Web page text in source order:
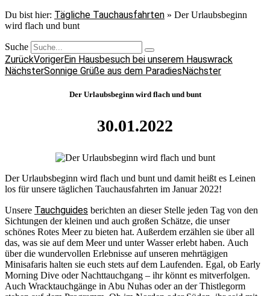
Du bist hier: Tägliche Tauchausfahrten » Der Urlaubsbeginn
wird flach und bunt
Suche
ZurückVorigerEin Hausbesuch bei unserem Hauswrack
NächsterSonnige Grüße aus dem ParadiesNächster
Der Urlaubsbeginn wird flach und bunt
30.01.2022
Der Urlaubsbeginn wird flach und bunt und damit heißt es Leinen
los für unsere täglichen Tauchausfahrten im Januar 2022!
Unsere Tauchguides berichten an dieser Stelle jeden Tag von den
Sichtungen der kleinen und auch großen Schätze, die unser
schönes Rotes Meer zu bieten hat. Außerdem erzählen sie über all
das, was sie auf dem Meer und unter Wasser erlebt haben. Auch
über die wundervollen Erlebnisse auf unseren mehrtägigen
Minisafaris halten sie euch stets auf dem Laufenden. Egal, ob Early
Morning Dive oder Nachttauchgang – ihr könnt es mitverfolgen.
Auch Wracktauchgänge in Abu Nuhas oder an der Thistlegorm